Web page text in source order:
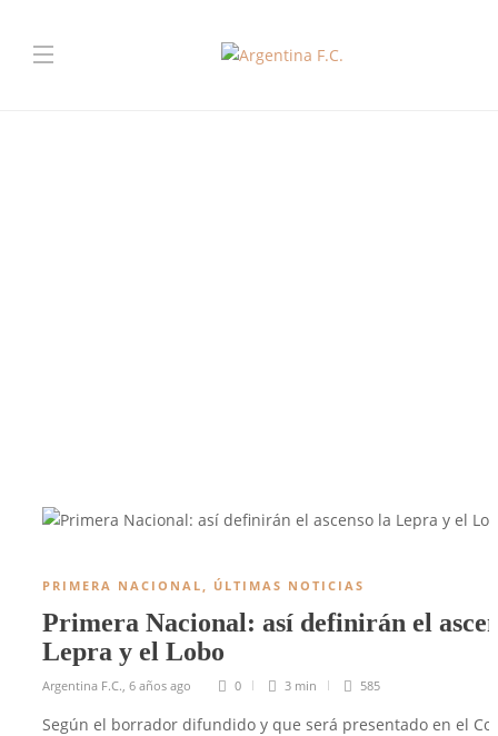
PRIMERA NACIONAL, ÚLTIMAS NOTICIAS
Primera Nacional: así definirán el
Lepra y el Lobo
Argentina F.C., 6 años ago 0 3 min 585
Según el borrador difundido y que será presentado en el